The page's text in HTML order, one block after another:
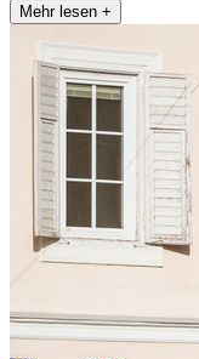
Mehr lesen +